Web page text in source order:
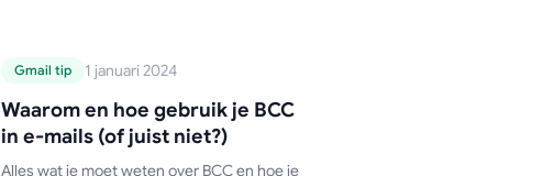
Waarom en hoe
gebruik je BCC in e-
mails (of juist niet?)
Gmail-handleiding
Gmail tip 1 januari 2024
Waarom en hoe gebruik je BCC
in e-mails (of juist niet?)
Alles wat je moet weten over BCC en hoe je